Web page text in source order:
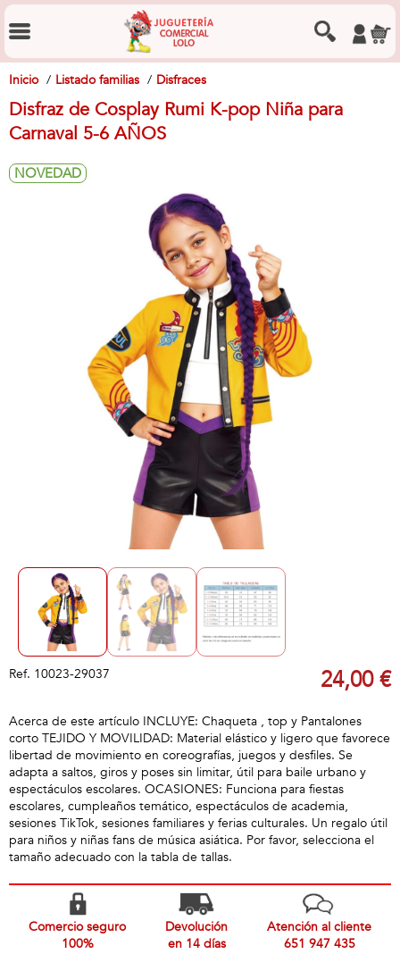
Inicio Listado familias Disfraces
Disfraz de Cosplay Rumi K-pop Niña para
Carnaval 5-6 AÑOS
NOVEDAD
Ref. 10023-29037 24,00 €
Acerca de este artículo INCLUYE: Chaqueta , top y Pantalones
corto TEJIDO Y MOVILIDAD: Material elástico y ligero que favorece
libertad de movimiento en coreografías, juegos y desfiles. Se
adapta a saltos, giros y poses sin limitar, útil para baile urbano y
espectáculos escolares. OCASIONES: Funciona para fiestas
escolares, cumpleaños temático, espectáculos de academia,
sesiones TikTok, sesiones familiares y ferias culturales. Un regalo útil
para niños y niñas fans de música asiática. Por favor, selecciona el
tamaño adecuado con la tabla de tallas.
Comercio seguro
100%
Devolución
en 14 días
Atención al cliente
651 947 435